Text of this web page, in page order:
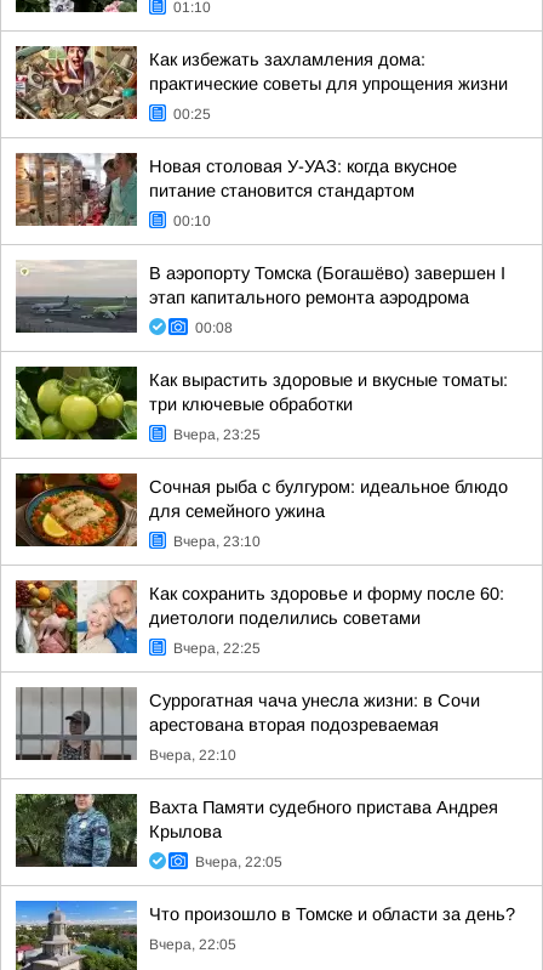
01:10
Как избежать захламления дома:
практические советы для упрощения жизни
00:25
Новая столовая У-УАЗ: когда вкусное
питание становится стандартом
00:10
В аэропорту Томска (Богашёво) завершен I
этап капитального ремонта аэродрома
00:08
Как вырастить здоровые и вкусные томаты:
три ключевые обработки
Вчера, 23:25
Сочная рыба с булгуром: идеальное блюдо
для семейного ужина
Вчера, 23:10
Как сохранить здоровье и форму после 60:
диетологи поделились советами
Вчера, 22:25
Суррогатная чача унесла жизни: в Сочи
арестована вторая подозреваемая
Вчера, 22:10
Вахта Памяти судебного пристава Андрея
Крылова
Вчера, 22:05
Что произошло в Томске и области за день?
Вчера, 22:05